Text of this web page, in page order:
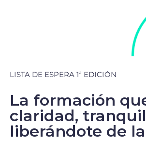
LISTA DE ESPERA 1ª EDICIÓN
La formación
claridad,
liberándote de